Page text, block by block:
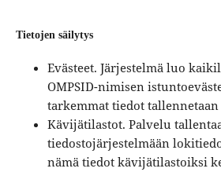
Tietojen säilytys
Evästeet. Järjestelmä luo
OMPSID-nimisen
tarkemmat tiedot
Kävijätilastot. Palvelu
tiedostojärjestelmään
nämä tiedot kävijätilastoiksi